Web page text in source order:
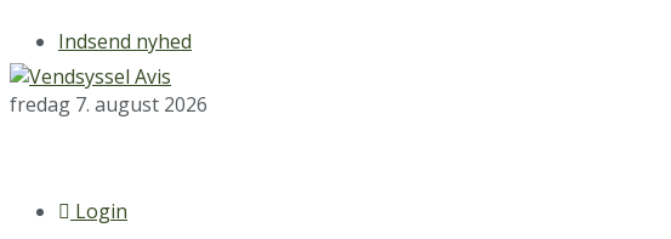
Indsend nyhed
fredag 7. august 2026
Login